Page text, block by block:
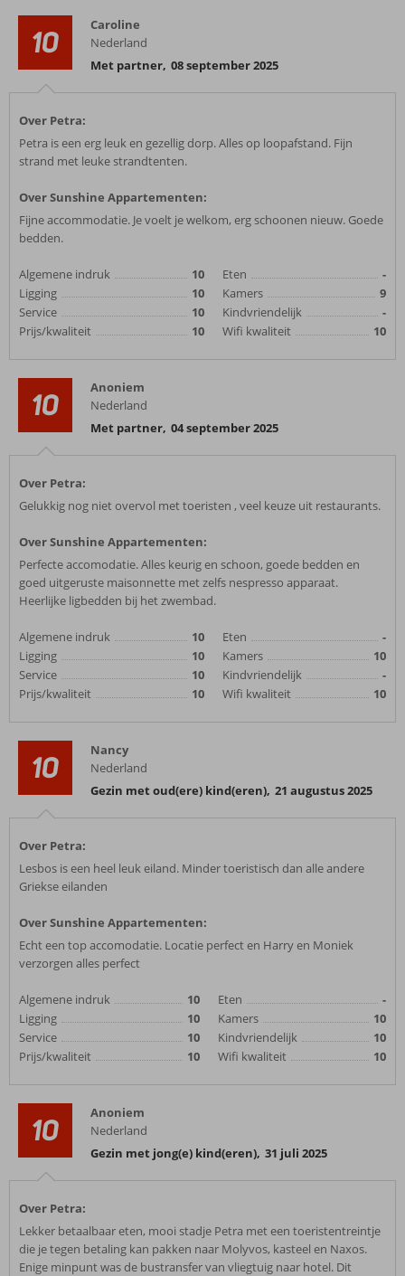
10
Caroline
Nederland
Met partner, 08 september 2025
Over Petra:
Petra is een erg leuk en gezellig dorp. Alles op loopafstand. Fijn
strand met leuke strandtenten.
Over Sunshine Appartementen:
Fijne accommodatie. Je voelt je welkom, erg schoonen nieuw. Goede
bedden.
Algemene indruk
10
Ligging
10
Service
10
Prijs/kwaliteit
10
Eten
-
Kamers
9
Kindvriendelijk
-
Wifi kwaliteit
10
10
Anoniem
Nederland
Met partner, 04 september 2025
Over Petra:
Gelukkig nog niet overvol met toeristen , veel keuze uit restaurants.
Over Sunshine Appartementen:
Perfecte accomodatie. Alles keurig en schoon, goede bedden en
goed uitgeruste maisonnette met zelfs nespresso apparaat.
Heerlijke ligbedden bij het zwembad.
Algemene indruk
10
Ligging
10
Service
10
Prijs/kwaliteit
10
Eten
-
Kamers
10
Kindvriendelijk
-
Wifi kwaliteit
10
10
Nancy
Nederland
Gezin met oud(ere) kind(eren), 21 augustus 2025
Over Petra:
Lesbos is een heel leuk eiland. Minder toeristisch dan alle andere
Griekse eilanden
Over Sunshine Appartementen:
Echt een top accomodatie. Locatie perfect en Harry en Moniek
verzorgen alles perfect
Algemene indruk
10
Ligging
10
Service
10
Prijs/kwaliteit
10
Eten
-
Kamers
10
Kindvriendelijk
10
Wifi kwaliteit
10
10
Anoniem
Nederland
Gezin met jong(e) kind(eren), 31 juli 2025
Over Petra:
Lekker betaalbaar eten, mooi stadje Petra met een toeristentreintje
die je tegen betaling kan pakken naar Molyvos, kasteel en Naxos.
Enige minpunt was de bustransfer van vliegtuig naar hotel. Dit